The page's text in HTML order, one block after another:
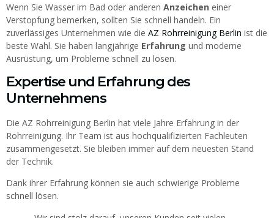
Wenn Sie Wasser im Bad oder anderen Anzeichen einer
Verstopfung bemerken, sollten Sie schnell handeln. Ein
zuverlässiges Unternehmen wie die AZ Rohrreinigung Berlin ist die
beste Wahl. Sie haben langjährige Erfahrung und moderne
Ausrüstung, um Probleme schnell zu lösen.
Expertise und Erfahrung des
Unternehmens
Die AZ Rohrreinigung Berlin hat viele Jahre Erfahrung in der
Rohrreinigung. Ihr Team ist aus hochqualifizierten Fachleuten
zusammengesetzt. Sie bleiben immer auf dem neuesten Stand
der Technik.
Dank ihrer Erfahrung können sie auch schwierige Probleme
schnell lösen.